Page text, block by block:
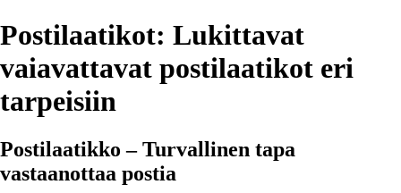
Postilaatikot: Lukittavat
vaiavattavat postilaatikot eri
tarpeisiin
Postilaatikko – Turvallinen tapa
vastaanottaa postia